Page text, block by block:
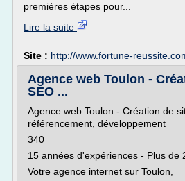
premières étapes pour...
Lire la suite
Site : http://www.fortune-
Agence web Toulon -
SEO ...
Agence web Toulon - Création de
référencement, développement
340
15 années d'expériences - Plus de
Votre agence internet sur Toulon,